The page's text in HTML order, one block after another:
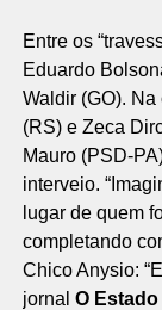
Entre os
Eduardo
Waldir (GO).
(RS) e Zeca
Mauro (PSD-
interveio.
lugar de quem
completando
Chico Anysio:
jornal O